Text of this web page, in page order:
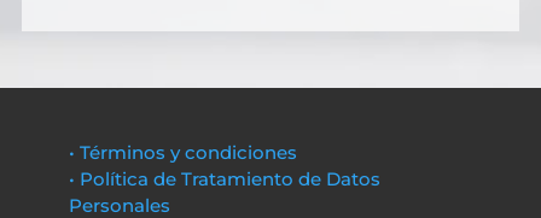
• Términos y condiciones
• Política de Tratamiento de Datos
Personales